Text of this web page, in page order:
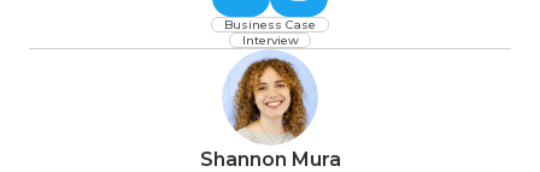
Business Case
Interview
Shannon Mura